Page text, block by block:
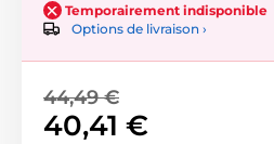
Temporairement indisponible
Options de livraison ›
44,49 €
40,41 €